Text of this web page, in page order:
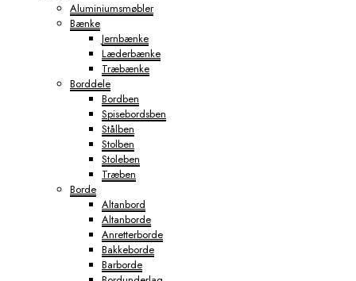
Aluminiumsmøbler
Bænke
Jernbænke
Læderbænke
Træbænke
Borddele
Bordben
Spisebordsben
Stålben
Stolben
Stoleben
Træben
Borde
Altanbord
Altanborde
Anretterborde
Bakkeborde
Barborde